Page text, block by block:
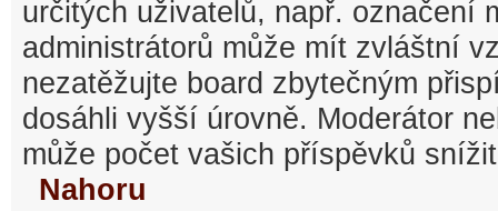
určitých uživatelů, např. označení
administrátorů může mít zvláštní
nezatěžujte board zbytečným
dosáhli vyšší úrovně. Moderátor
může počet vašich příspěvků
Nahoru